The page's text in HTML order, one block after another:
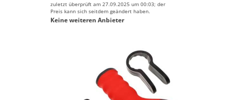
zuletzt überprüft am 27.09.2025 um 00:03; der
Preis kann sich seitdem geändert haben.
Keine weiteren Anbieter